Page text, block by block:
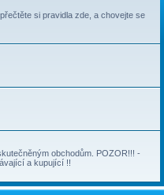
si pravidla zde, a chovejte se
obchodům. POZOR!!! -
a kupující !!